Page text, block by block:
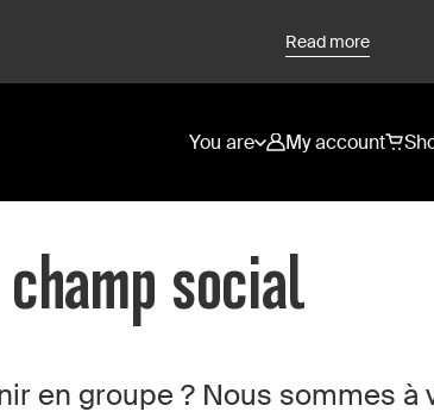
Read more
You are My account
social
en groupe ? Nous sommes